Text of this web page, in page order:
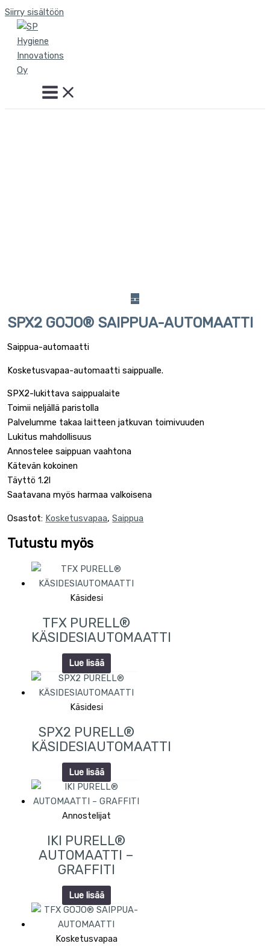
Siirry sisältöön
SPX2 GOJO® SAIPPUA-AUTOMAATTI
Saippua-automaatti
Kosketusvapaa-automaatti saippualle.
SPX2-lukittava saippualaite
Toimii neljällä paristolla
Palvelumme takaa laitteen jatkuvan toimivuuden
Lukitus mahdollisuus
Annostelee saippuan vaahtona
Kätevän kokoinen
Täyttö 1.2l
Saatavana myös harmaa valkoisena
Osastot: Kosketusvapaa,Saippua
Tutustu myös
Käsidesi
TFX PURELL®
KÄSIDESIAUTOMAATTI
Lue lisää
Käsidesi
SPX2 PURELL®
KÄSIDESIAUTOMAATTI
Lue lisää
Annostelijat
IKI PURELL®
AUTOMAATTI –
GRAFFITI
Lue lisää
Kosketusvapaa